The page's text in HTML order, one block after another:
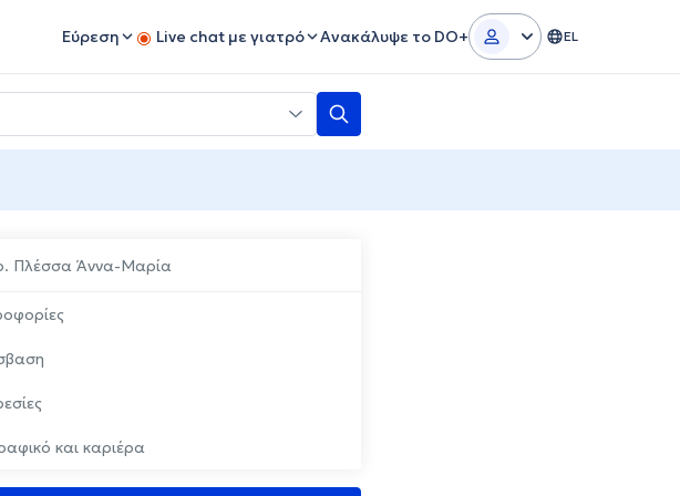
Εύρεση Live chat με γιατρό Ανακάλυψε το DO+ EL
Πλέσσα Άννα-Μαρία
και καριέρα